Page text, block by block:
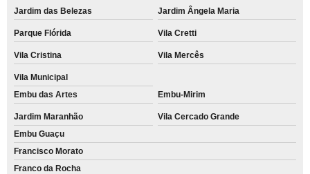
Jardim das Belezas Jardim Ângela Maria
Parque Flórida Vila Cretti
Vila Cristina Vila Mercês
Vila Municipal
Embu das Artes
Embu-Mirim
Jardim Maranhão
Vila Cercado Grande
Embu Guaçu
Francisco Morato
Franco da Rocha